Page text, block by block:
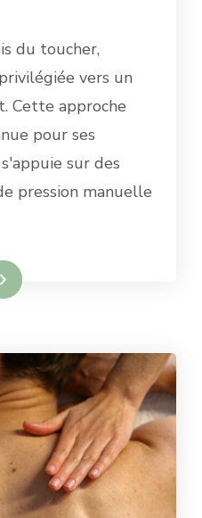
du toucher,
vers un
Cette approche
pour ses
sur des
pression manuelle